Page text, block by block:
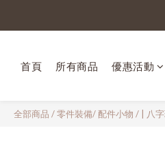
首頁 所有商品 優惠活動
全部商品 /零件裝備/ 配件小物 / | 八